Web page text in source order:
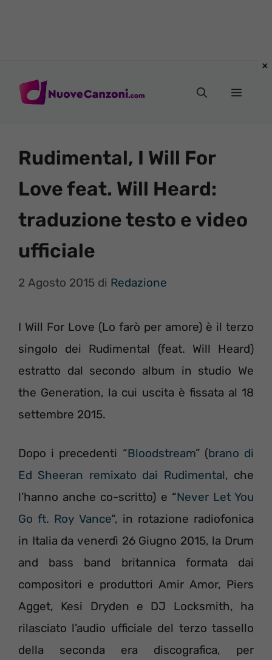
Menu
Rudimental, I Will For
Love feat. Will Heard:
traduzione testo e video
ufficiale
2 Agosto 2015 di Redazione
I Will For Love (Lo farò per amore) è il terzo
singolo dei Rudimental (feat. Will Heard)
estratto dal secondo album in studio We
the Generation, la cui uscita è fissata al 18
settembre 2015.
Dopo i precedenti “Bloodstream” (brano di
Ed Sheeran remixato dai Rudimental, che
l’hanno anche co-scritto) e “Never Let You
Go ft. Roy Vance“, in rotazione radiofonica
in Italia da venerdì 26 Giugno 2015, la Drum
and bass band britannica formata dai
compositori e produttori Amir Amor, Piers
Agget, Kesi Dryden e DJ Locksmith, ha
rilasciato l’audio ufficiale del terzo tassello
della seconda era discografica, per